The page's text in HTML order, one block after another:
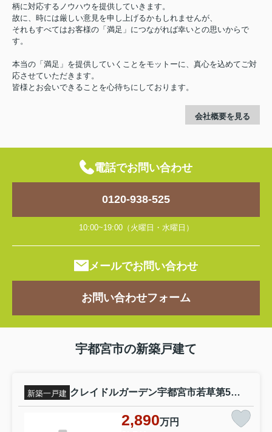
柄に対応するノウハウを提供していきます。
故に、時には厳しい意見を申し上げるかもしれませんが、
それもすべてはお客様の「満足」につながれば幸いとの思いからで
す。
本当の「満足」を提供していくことをモットーに、真心を込めてご対
応させていただきます。
皆様とお会いできることを心待ちにしております。
会社概要を見る
電話でお問い合わせ
0120-938-525
10:00~19:00（火曜日・水曜日）
メールでお問い合わせ
お問い合わせフォーム
宇都宮市の新築戸建て
新築一戸建 クレイドルガーデン宇都宮市若草第5 新築一戸建て 2号棟
2,890万円